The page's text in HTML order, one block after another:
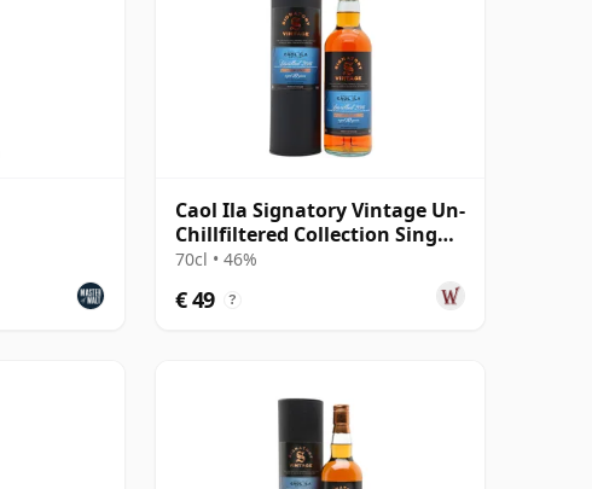
Caol Ila Signatory Vintage Un-
Chillfiltered Collection Sing
2016 10 jaar oud
70cl • 46%
€ 49 ?